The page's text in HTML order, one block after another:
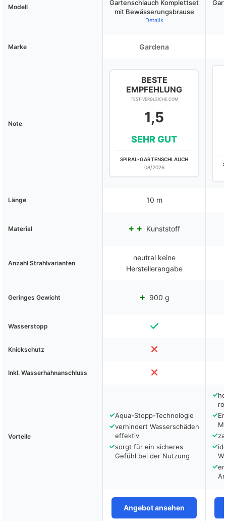
Modell
Gartenschlauch Komplettset
mit Bewässerungsbrause
Details
Marke Gardena
Note
BESTE
EMPFEHLUNG
TEST-VERGLEICHE.COM
1,5
SEHR GUT
SPIRAL-GARTENSCHLAUCH
08/2026
Länge 10 m
Material Kunststoff
Anzahl Strahlvarianten
neutral keine
Herstellerangabe
Geringes Gewicht 900 g
Wasserstopp
Knickschutz
Inkl. Wasserhahnanschluss
Vorteile
✓Aqua-Stopp-Technologie
✓verhindert Wasserschäden
effektiv
✓sorgt für ein sicheres
Gefühl bei der Nutzung
✓
✓
✓
✓
✓
Angebot ansehen